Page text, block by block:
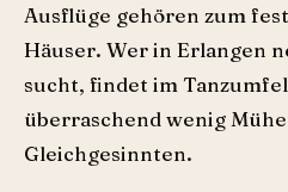
Ausflüge gehören zum
Häuser. Wer in Erlangen
sucht, findet im
überraschend wenig
Gleichgesinnten.